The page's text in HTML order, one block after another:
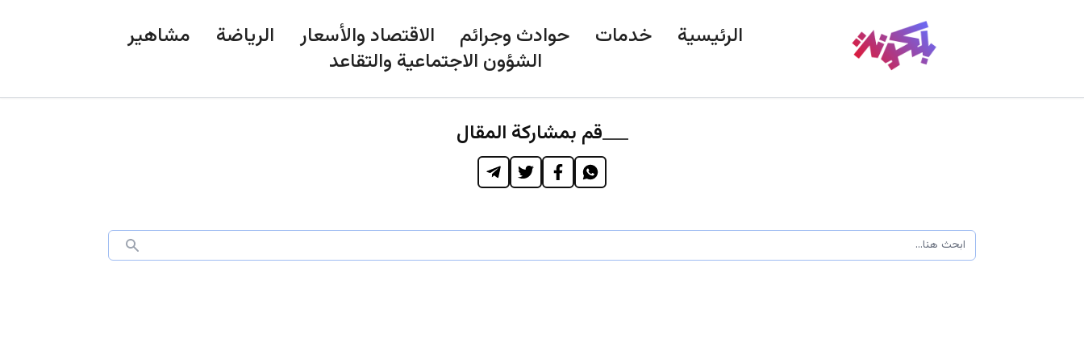
الرئيسية خدمات حوادث وجرائم الاقتصاد والأسعار الرياضة
مشاهير
الشؤون الاجتماعية والتقاعد
قم بمشاركة المقال